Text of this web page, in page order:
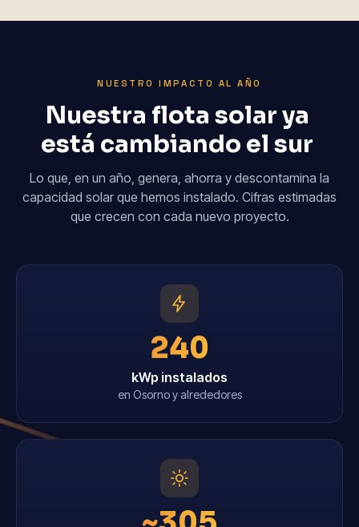
NUESTRO IMPACTO AL AÑO
Nuestra flota solarya
está cambiando el sur
Lo que, en un año, genera, ahorra y descontamina la
capacidad solar que hemos instalado. Cifras estimadas
que crecen con cada nuevo proyecto.
240
kWp instalados
en Osorno y alrededores